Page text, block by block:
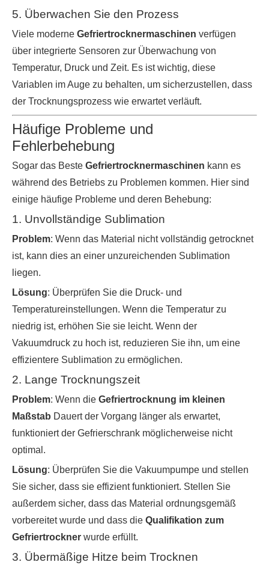
5. Überwachen Sie den Prozess
Viele moderne Gefriertrocknermaschinen verfügen
über integrierte Sensoren zur Überwachung von
Temperatur, Druck und Zeit. Es ist wichtig, diese
Variablen im Auge zu behalten, um sicherzustellen, dass
der Trocknungsprozess wie erwartet verläuft.
Häufige Probleme und
Fehlerbehebung
Sogar das Beste Gefriertrocknermaschinen kann es
während des Betriebs zu Problemen kommen. Hier sind
einige häufige Probleme und deren Behebung:
1. Unvollständige Sublimation
Problem: Wenn das Material nicht vollständig getrocknet
ist, kann dies an einer unzureichenden Sublimation
liegen.
Lösung: Überprüfen Sie die Druck- und
Temperatureinstellungen. Wenn die Temperatur zu
niedrig ist, erhöhen Sie sie leicht. Wenn der
Vakuumdruck zu hoch ist, reduzieren Sie ihn, um eine
effizientere Sublimation zu ermöglichen.
2. Lange Trocknungszeit
Problem: Wenn die Gefriertrocknung im kleinen
Maßstab Dauert der Vorgang länger als erwartet,
funktioniert der Gefrierschrank möglicherweise nicht
optimal.
Lösung: Überprüfen Sie die Vakuumpumpe und stellen
Sie sicher, dass sie effizient funktioniert. Stellen Sie
außerdem sicher, dass das Material ordnungsgemäß
vorbereitet wurde und dass die Qualifikation zum
Gefriertrockner wurde erfüllt.
3. Übermäßige Hitze beim Trocknen